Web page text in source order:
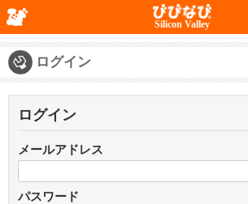
Silicon Valley
ログイン
ログイン
メールアドレス
パスワード